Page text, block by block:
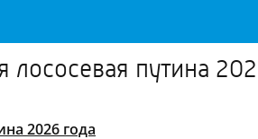
лососевая путина
2026 года